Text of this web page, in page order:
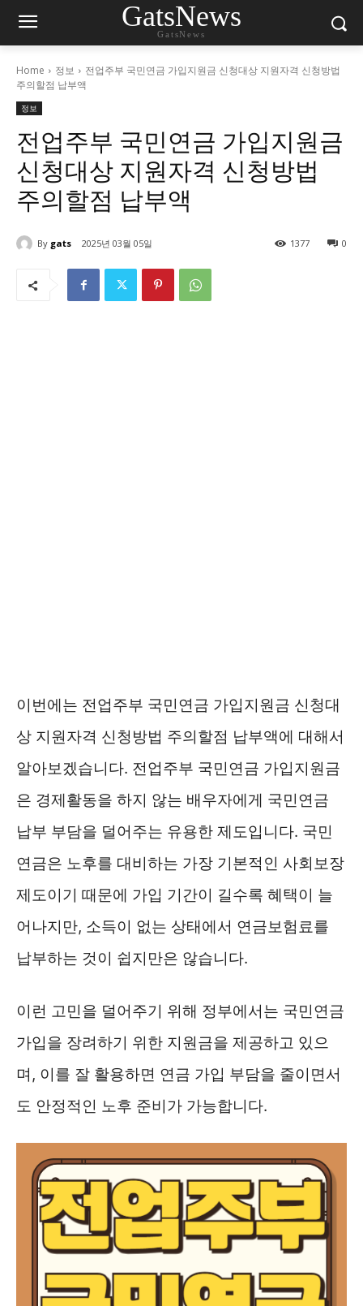
GatsNews
GatsNews
Home 정보
전업주부 국민연금 가입지원금 신청대상 지원자격 신청방법
주의할점 납부액
정보
전업주부 국민연금 가입지원금
신청대상 지원자격 신청방법
주의할점 납부액
By gats 2025년 03월 05일 0
1377
이번에는 전업주부 국민연금 가입지원금 신청대
상 지원자격 신청방법 주의할점 납부액에 대해서
알아보겠습니다. 전업주부 국민연금 가입지원금
은 경제활동을 하지 않는 배우자에게 국민연금
납부 부담을 덜어주는 유용한 제도입니다. 국민
연금은 노후를 대비하는 가장 기본적인 사회보장
제도이기 때문에 가입 기간이 길수록 혜택이 늘
어나지만, 소득이 없는 상태에서 연금보험료를
납부하는 것이 쉽지만은 않습니다.
이런 고민을 덜어주기 위해 정부에서는 국민연금
가입을 장려하기 위한 지원금을 제공하고 있으
며, 이를 잘 활용하면 연금 가입 부담을 줄이면서
도 안정적인 노후 준비가 가능합니다.